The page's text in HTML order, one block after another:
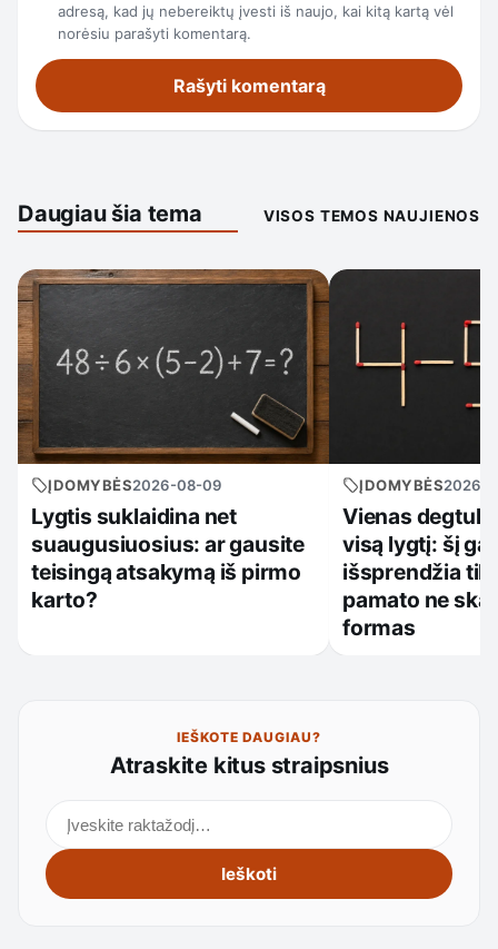
adresą, kad jų nebereiktų įvesti iš naujo, kai kitą kartą vėl
norėsiu parašyti komentarą.
Daugiau šia tema VISOS TEMOS NAUJIENOS
ĮDOMYBĖS2026-08-09
Lygtis suklaidina net
suaugusiuosius: ar gausite
teisingą atsakymą iš pirmo
karto?
ĮDOMYBĖS2026-
Vienas
visą lygtį: šį
išsprendžia tik
pamato ne
formas
IEŠKOTE DAUGIAU?
Atraskite kitus straipsnius
Ieškoti